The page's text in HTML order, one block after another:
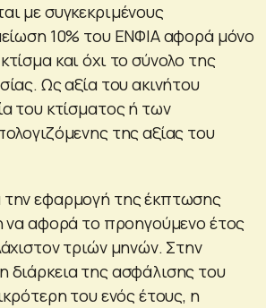
με συγκεκριμένους
10% του ΕΝΦΙΑ αφορά μόνο
και όχι το σύνολο της
Ως αξία του ακινήτου
του κτίσματος ή των
της αξίας του
εφαρμογή της έκπτωσης
να αφορά το προηγούμενο έτος
τριών μηνών. Στην
της ασφάλισης του
του ενός έτους, η